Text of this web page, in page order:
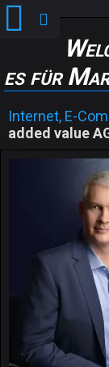
es für
Internet, E-
added value